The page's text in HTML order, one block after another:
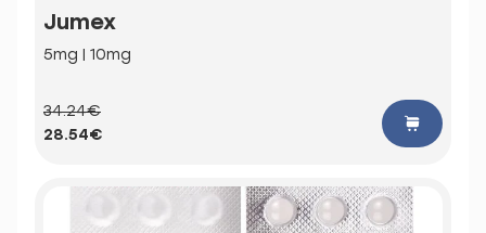
Jumex
5mg | 10mg
34.24€
28.54€